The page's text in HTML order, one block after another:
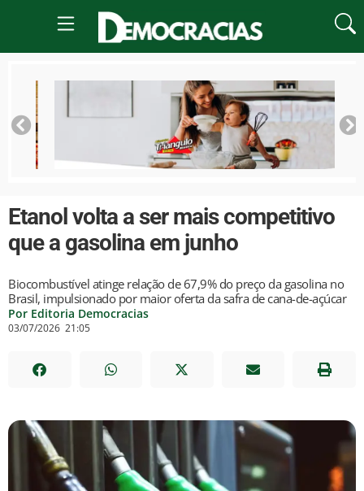
Etanol volta a ser mais competitivo
que a gasolina em junho
Biocombustível atinge relação de 67,9% do preço da gasolina no
Brasil, impulsionado por maior oferta da safra de cana-de-açúcar
Por Editoria Democracias
03/07/2026 21:05